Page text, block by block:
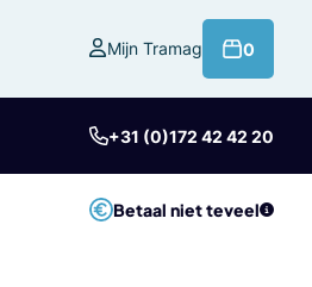
Mijn Tramag
0
+31 (0)172 42 42 20
Betaal niet teveel